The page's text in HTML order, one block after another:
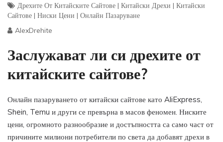
Дрехите От Китайските Сайтове | Китайски Дрехи | Китайски
Сайтове | Ниски Цени | Онлайн Пазаруване
AlexDrehite
Заслужават ли си дрехите от
китайските сайтове?
Онлайн пазаруването от китайски сайтове като AliExpress,
Shein, Temu и други се превърна в масов феномен. Ниските
цени, огромното разнообразие и достъпността са само част от
причините милиони потребители по света да добавят дрехи в